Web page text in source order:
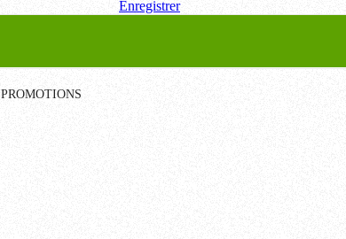
Enregistrer
PROMOTIONS